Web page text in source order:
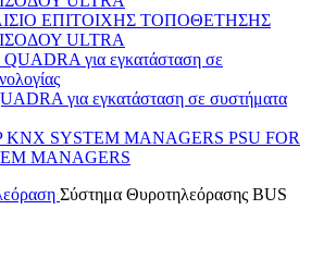
ΕΠΙΤΟΙΧΗΣ ΤΟΠΟΘΕΤΗΣΗΣ
ULTRA
για εγκατάσταση σε συστήματα
PSU FOR
MANAGERS
Σύστημα Θυροτηλεόρασης BUS